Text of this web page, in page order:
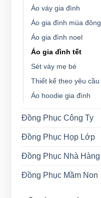
Áo váy gia đình
Áo gia đình mùa đông
Áo gia đình noel
Áo gia đình tết
Sét váy mẹ bé
Thiết kế theo yêu cầu
Áo hoodie gia đình
Đồng Phục Công Ty
Đồng Phục Họp Lớp
Đồng Phục Nhà Hàng
Đồng Phục Mầm Non